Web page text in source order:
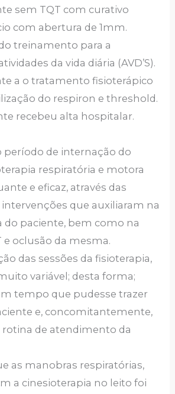
sem TQT com curativo
com abertura de 1mm.
treinamento para a
da vida diária (AVD’S).
a o tratamento fisioterápico
do respiron e threshold.
recebeu alta hospitalar.
período de internação do
respiratória e motora
e eficaz, através das
que auxiliaram na
do paciente, bem como na
e oclusão da mesma.
das sessões da fisioterapia,
variável; desta forma;
tempo que pudesse trazer
e, concomitantemente,
rotina de atendimento da
as manobras respiratórias,
a cinesioterapia no leito foi